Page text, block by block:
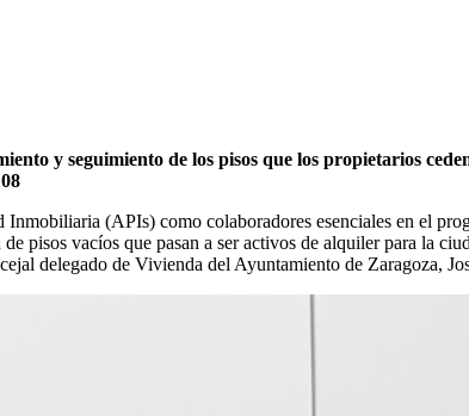
y seguimiento de los pisos que los propietarios
(APIs) como colaboradores esenciales en el
pisos vacíos que pasan a ser activos de alquiler para la
delegado de Vivienda del Ayuntamiento de Zaragoza,